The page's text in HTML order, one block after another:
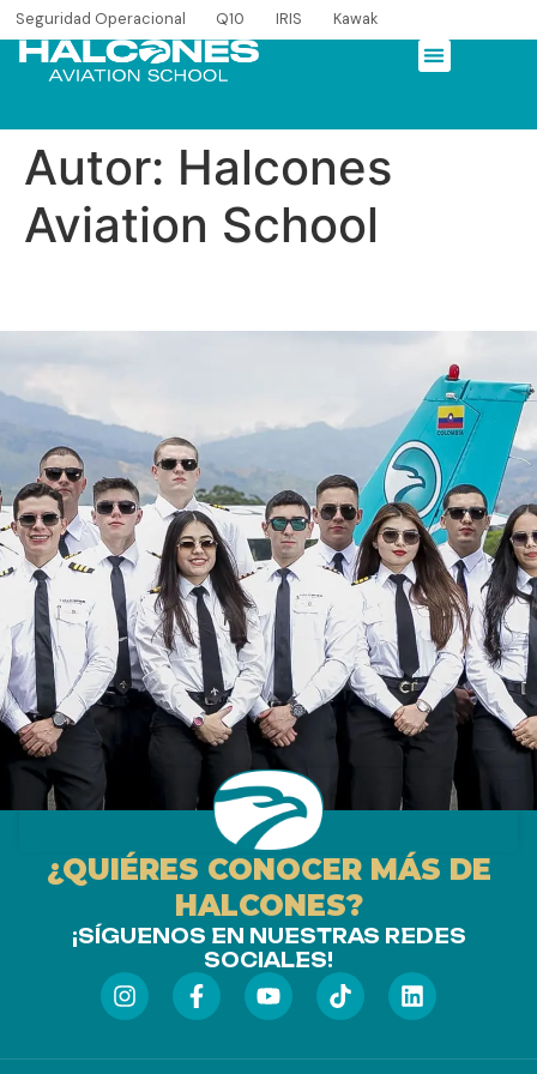
Seguridad Operacional Q10 IRIS Kawak
Autor: Halcones
Aviation School
¿QUIÉRES CONOCER MÁS DE
HALCONES?
¡SÍGUENOS EN NUESTRAS REDES
SOCIALES!